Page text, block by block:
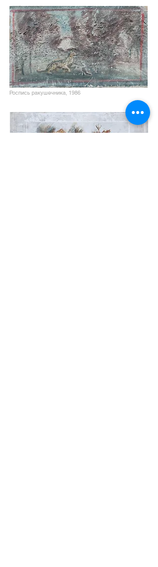
Роспись ракушечника, 1986